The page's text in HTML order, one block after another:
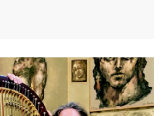
de Coster pour la Harpe et
proposant de grands airs
de films.